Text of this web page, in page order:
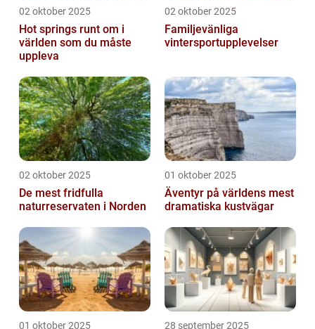
02 oktober 2025
Hot springs runt om i
världen som du måste
uppleva
02 oktober 2025
Familjevänliga
vintersportupplevelser
02 oktober 2025
De mest fridfulla
naturreservaten i Norden
01 oktober 2025
Äventyr på världens mest
dramatiska kustvägar
01 oktober 2025 28 september 2025